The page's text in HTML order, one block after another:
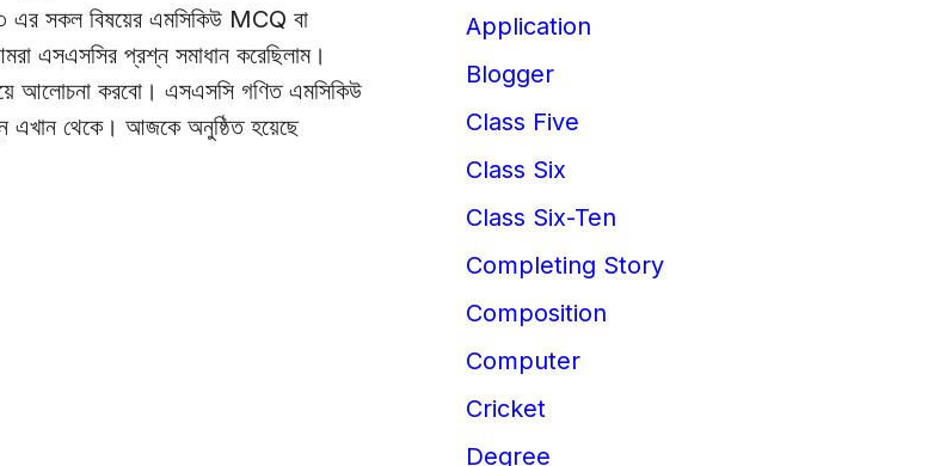
এর সকল বিষয়ের এমসিকিউ MCQ বা
এসএসসির প্রশ্ন সমাধান করেছিলাম।
করবো। এসএসসি গণিত এমসিকিউ
থেকে। আজকে অনুষ্ঠিত হয়েছে
Application
Blogger
Class Five
Class Six
Class Six-Ten
Completing Story
Composition
Computer
Cricket
Degree